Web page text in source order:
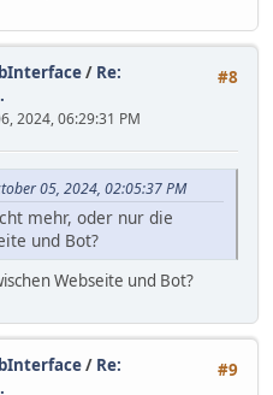
#8
/ Re:
2024, 06:29:31 PM
05, 2024, 02:05:37 PM
mehr, oder nur die
und Bot?
Webseite und Bot?
#9
/ Re: